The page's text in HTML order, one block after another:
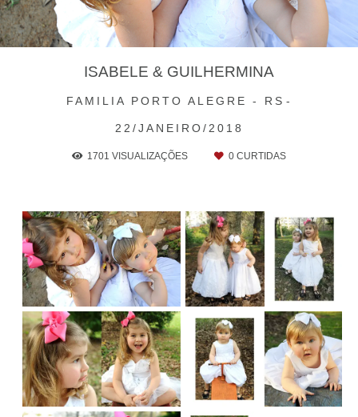
FAMILIA PORTO ALEGRE - RS
22/JANEIRO/2018
ISABELE & GUILHERMINA
1701 VISUALIZAÇÕES 0 CURTIDAS